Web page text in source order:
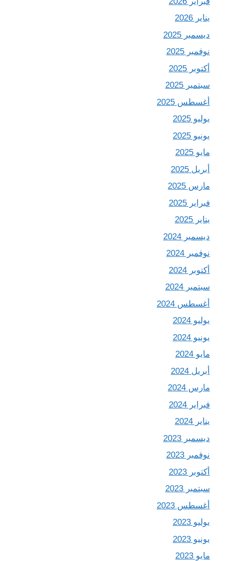
يناير 2026
ديسمبر 2025
نوفمبر 2025
أكتوبر 2025
سبتمبر 2025
أغسطس 2025
يوليو 2025
يونيو 2025
مايو 2025
أبريل 2025
مارس 2025
فبراير 2025
يناير 2025
ديسمبر 2024
نوفمبر 2024
أكتوبر 2024
سبتمبر 2024
أغسطس 2024
يوليو 2024
يونيو 2024
مايو 2024
أبريل 2024
مارس 2024
فبراير 2024
يناير 2024
ديسمبر 2023
نوفمبر 2023
أكتوبر 2023
سبتمبر 2023
أغسطس 2023
يوليو 2023
يونيو 2023
مايو 2023